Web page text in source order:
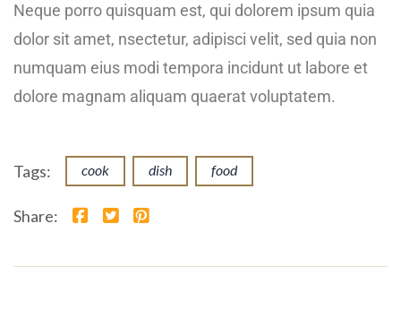
Neque porro quisquam est, qui dolorem ipsum quia
dolor sit amet, nsectetur, adipisci velit, sed quia non
numquam eius modi tempora incidunt ut labore et
dolore magnam aliquam quaerat voluptatem.
Tags: cook dish food
Share: